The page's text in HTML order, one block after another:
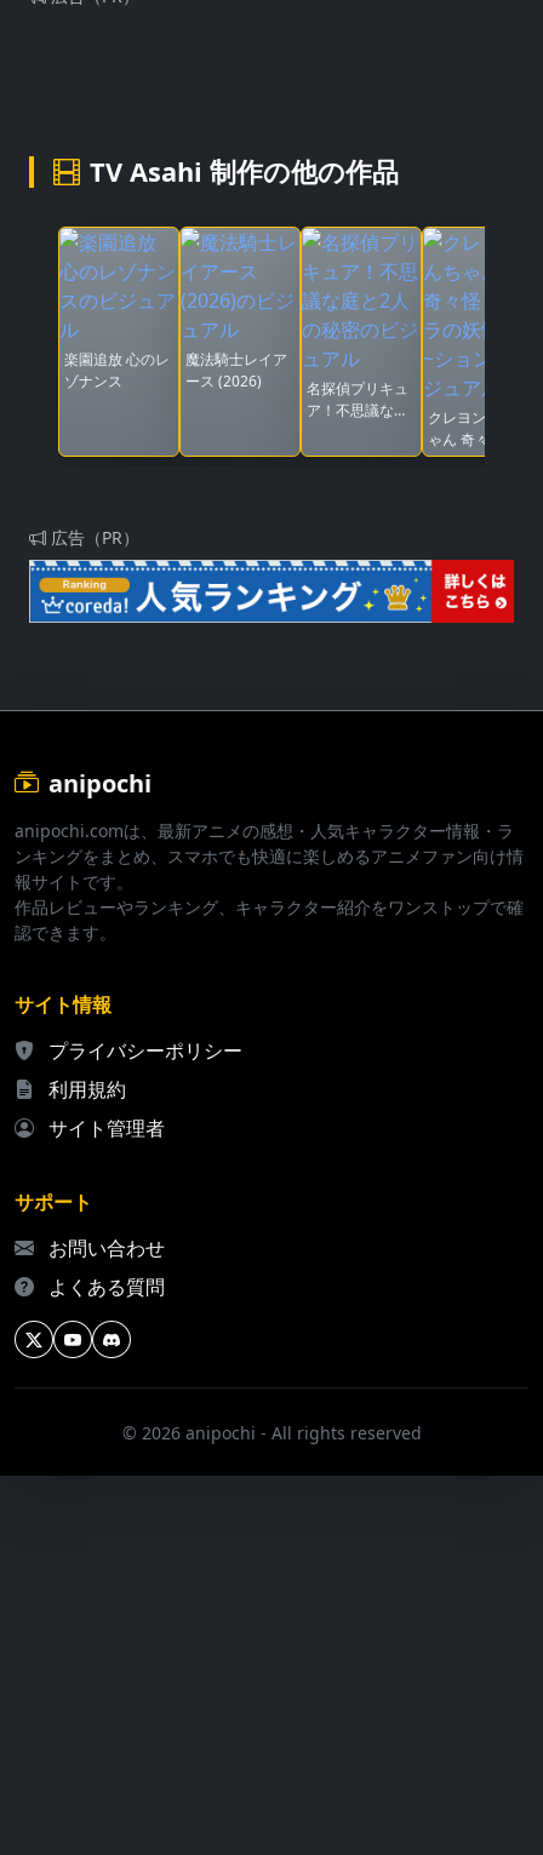
TV Asahi 制作の他の作品
楽園追放 心のレ
ゾナンス
魔法騎士レイア
ース (2026)
名探偵プリキュ
ア！不思議な庭
クレヨンしんち
ゃん 奇々怪々!
オラの妖怪バケ
広告（PR）
anipochi
anipochi.comは、最新アニメの感想・人気キャラクター情報・ラ
ンキングをまとめ、スマホでも快適に楽しめるアニメファン向け情
報サイトです。
作品レビューやランキング、キャラクター紹介をワンストップで確
認できます。
サイト情報
プライバシーポリシー
利用規約
サイト管理者
サポート
お問い合わせ
よくある質問
© 2026 anipochi - All rights reserved